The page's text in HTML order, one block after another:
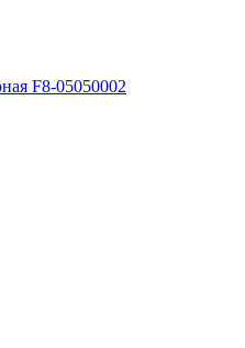
F8-05050002